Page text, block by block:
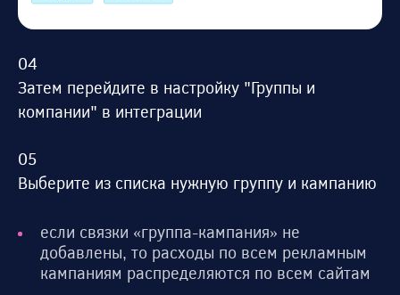
Затем перейдите в настройку "Группы и
компании" в интеграции
Выберите из списка нужную группу и кампанию
если связки «группа-кампания» не
добавлены, то расходы по всем рекламным
кампаниям распределяются по всем сайтам